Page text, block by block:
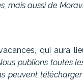
mais aussi de
qui aura
publions toutes
peuvent